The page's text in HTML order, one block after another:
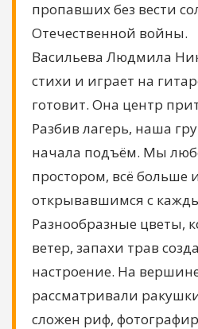
пропавших без вести
Отечественной войны.
Васильева Людмила
стихи и играет на
готовит. Она центр
Разбив лагерь, наша
начала подъём. Мы
простором, всё больше
открывавшимся с
Разнообразные цветы,
ветер, запахи трав
настроение. На
рассматривали
сложен риф,